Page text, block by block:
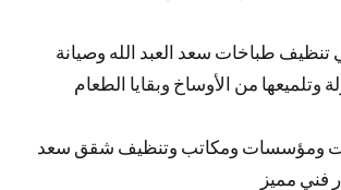
تنظيف طباخات سعد العبد الله وصيانة
وتلميعها من الأوساخ وبقايا الطعام
ومؤسسات ومكاتب وتنظيف شقق سعد
فني مميز